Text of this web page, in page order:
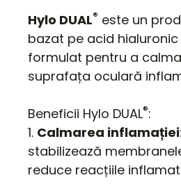
Hylo DUAL® este un
bazat pe acid hialuronic
formulat pentru a
suprafața oculară
Beneficii Hylo DUAL®:
1. Calmarea inflamației:
stabilizează
reduce reacțiile